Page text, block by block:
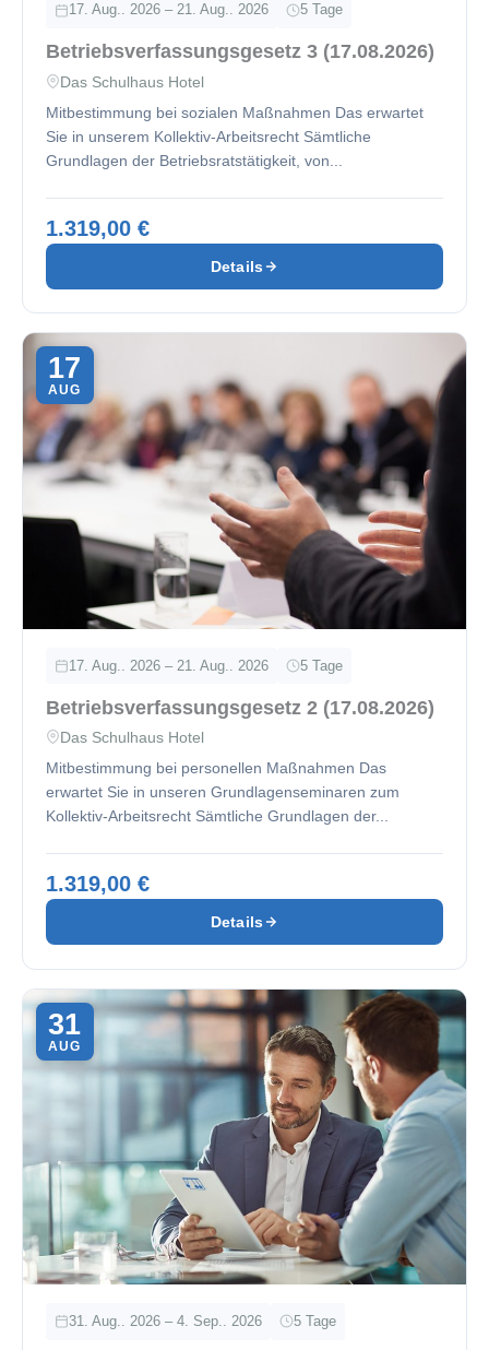
17. Aug.. 2026 – 21. Aug.. 2026 5 Tage
Betriebsverfassungsgesetz 3 (17.08.2026)
Das Schulhaus Hotel
Mitbestimmung bei sozialen Maßnahmen Das erwartet
Sie in unserem Kollektiv-Arbeitsrecht Sämtliche
Grundlagen der Betriebsratstätigkeit, von...
1.319,00 €
Details
17
AUG
17. Aug.. 2026 – 21. Aug.. 2026 5 Tage
Betriebsverfassungsgesetz 2 (17.08.2026)
Das Schulhaus Hotel
Mitbestimmung bei personellen Maßnahmen Das
erwartet Sie in unseren Grundlagenseminaren zum
Kollektiv-Arbeitsrecht Sämtliche Grundlagen der...
1.319,00 €
Details
31
AUG
31. Aug.. 2026 – 4. Sep.. 2026 5 Tage